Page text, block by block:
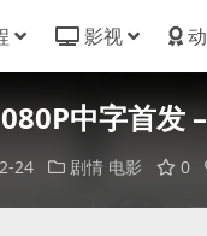
影视
中字首
24 剧情 电影 0